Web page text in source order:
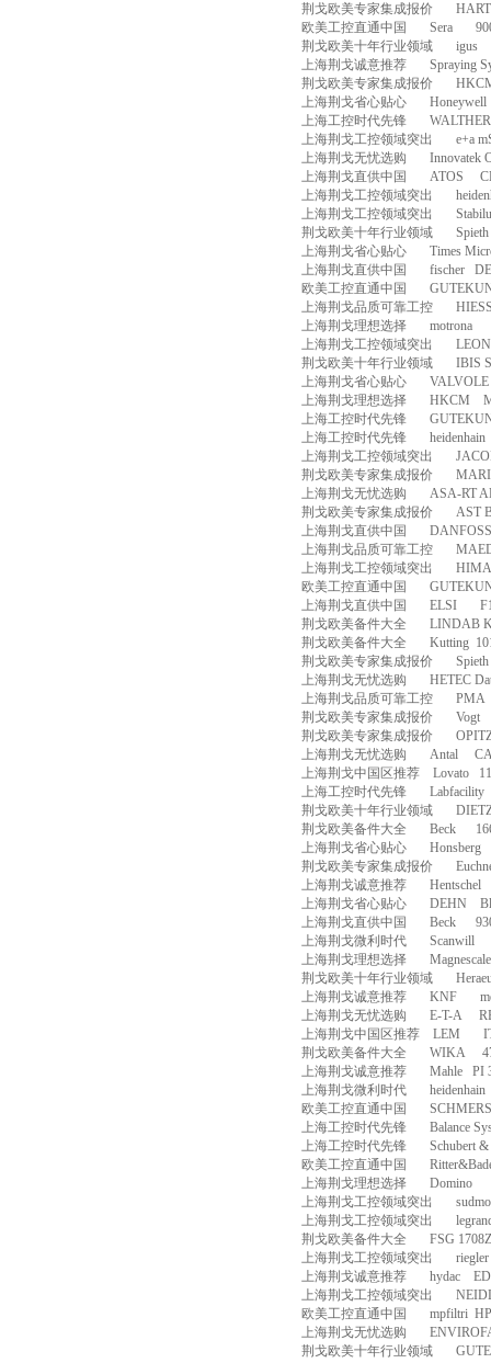
荆戈欧美专家集成报价
欧美工控直通中国
Sera
荆戈欧美十年行业领域
igus
上海荆戈诚意推荐
Spraying
荆戈欧美专家集成报价
上海荆戈省心贴心
Honeywell
上海工控时代先锋
上海荆戈工控领域突出
e+a
上海荆戈无忧选购
Innovatek
上海荆戈直供中国
ATOS
上海荆戈工控领域突出
上海荆戈工控领域突出
荆戈欧美十年行业领域
Spieth
上海荆戈省心贴心
Times
上海荆戈直供中国
fischer
欧美工控直通中国
上海荆戈品质可靠工控
上海荆戈理想选择
motrona
上海荆戈工控领域突出
荆戈欧美十年行业领域
IBIS
上海荆戈省心贴心
上海荆戈理想选择
HKCM
上海工控时代先锋
上海工控时代先锋
heidenhain
上海荆戈工控领域突出
荆戈欧美专家集成报价
上海荆戈无忧选购
ASA-RT
荆戈欧美专家集成报价
AST
上海荆戈直供中国
DANFOSS
上海荆戈品质可靠工控
上海荆戈工控领域突出
HIMA
欧美工控直通中国
上海荆戈直供中国
ELSI
荆戈欧美备件大全
LINDAB
荆戈欧美备件大全
Kutting
荆戈欧美专家集成报价
Spieth
上海荆戈无忧选购
HETEC
上海荆戈品质可靠工控
PMA
荆戈欧美专家集成报价
Vogt
荆戈欧美专家集成报价
上海荆戈无忧选购
Antal
上海荆戈中国区推荐
Lovato
上海工控时代先锋
Labfacility
荆戈欧美十年行业领域
荆戈欧美备件大全
Beck
上海荆戈省心贴心
Honsberg
荆戈欧美专家集成报价
上海荆戈诚意推荐
Hentschel
上海荆戈省心贴心
DEHN
上海荆戈直供中国
Beck
上海荆戈微利时代
Scanwill
上海荆戈理想选择
荆戈欧美十年行业领域
上海荆戈诚意推荐
KNF
上海荆戈无忧选购
E-T-A
上海荆戈中国区推荐
LEM
荆戈欧美备件大全
WIKA
上海荆戈诚意推荐
Mahle
PI
上海荆戈微利时代
heidenhain
欧美工控直通中国
上海工控时代先锋
Balance
上海工控时代先锋
Schubert &
欧美工控直通中国
上海荆戈理想选择
Domino
上海荆戈工控领域突出
sudmo
上海荆戈工控领域突出
荆戈欧美备件大全
FSG
上海荆戈工控领域突出
riegler
上海荆戈诚意推荐
hydac
上海荆戈工控领域突出
欧美工控直通中国
mpfiltri
上海荆戈无忧选购
荆戈欧美十年行业领域